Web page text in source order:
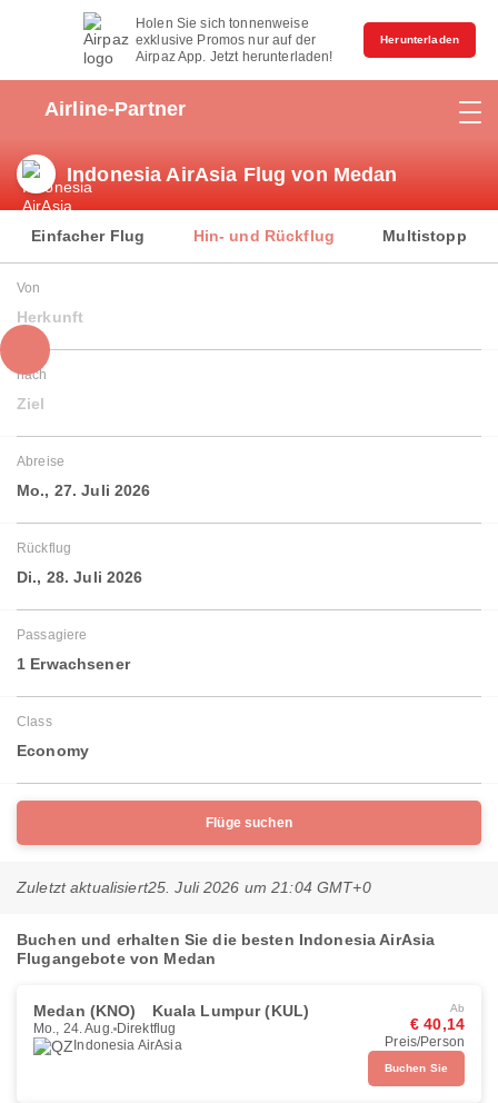
Holen Sie sich tonnenweise
exklusive Promos nur auf der
Airpaz App. Jetzt herunterladen!
Herunterladen
Airline-Partner
Indonesia AirAsia Flug von Medan
Einfacher Flug Hin- und Rückflug Multistopp
Von
Herkunft
nach
Ziel
Abreise
Mo., 27. Juli 2026
Rückflug
Di., 28. Juli 2026
Passagiere
1 Erwachsener
Class
Economy
Flüge suchen
Zuletzt aktualisiert25. Juli 2026 um 21:04 GMT+0
Buchen und erhalten Sie die besten Indonesia AirAsia
Flugangebote von Medan
Medan (KNO) Kuala Lumpur (KUL)
Mo., 24. Aug. Direktflug
Indonesia AirAsia
Ab
€ 40,14
Preis/Person
Buchen Sie